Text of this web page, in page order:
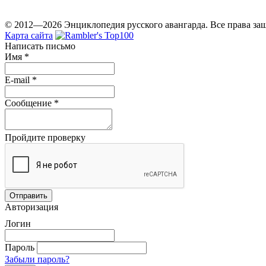
© 2012—2026 Энциклопедия русского авангарда. Все права
Карта сайта
Написать письмо
Имя *
E-mail *
Сообщение *
Пройдите проверку
Авторизация
Логин
Пароль
Забыли пароль?